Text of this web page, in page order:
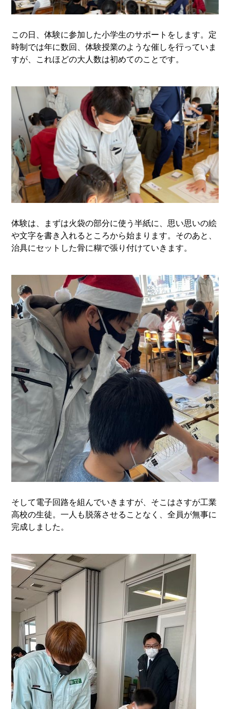
この日、体験に参加した小学生のサポートをします。定
時制では年に数回、体験授業のような催しを行っていま
すが、これほどの大人数は初めてのことです。
体験は、まずは火袋の部分に使う半紙に、思い思いの絵
や文字を書き入れるところから始まります。そのあと、
治具にセットした骨に糊で張り付けていきます。
そして電子回路を組んでいきますが、そこはさすが工業
高校の生徒。一人も脱落させることなく、全員が無事に
完成しました。